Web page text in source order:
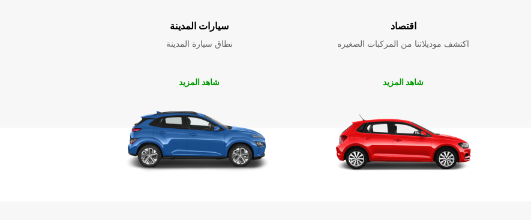
سيارات المدينة
نطاق سيارة المدينة
شاهد المزيد
اقتصاد
اكتشف موديلاتنا من المركبات الصغيره
شاهد المزيد